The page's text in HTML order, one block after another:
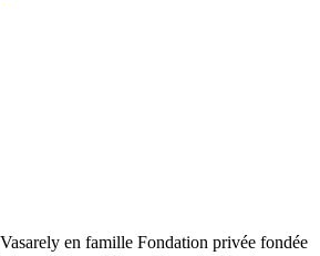
en famille Fondation privée fondée